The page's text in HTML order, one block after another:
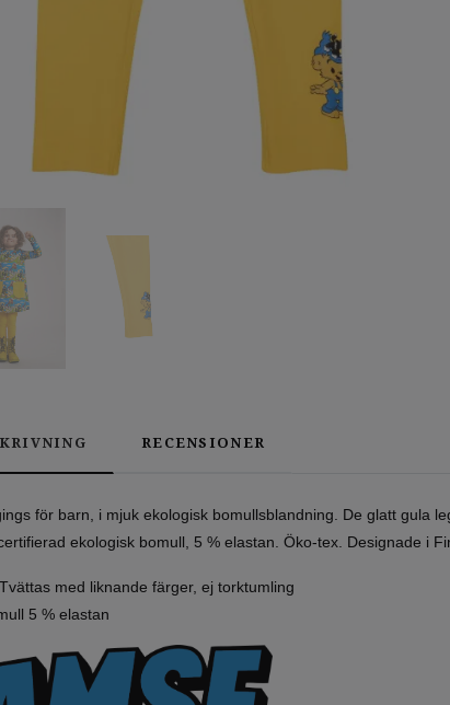
RECENSIONER
för barn, i mjuk ekologisk bomullsblandning. De glatt gula
ekologisk bomull, 5 % elastan. Öko-tex. Designade i
med liknande färger, ej torktumling
5 % elastan